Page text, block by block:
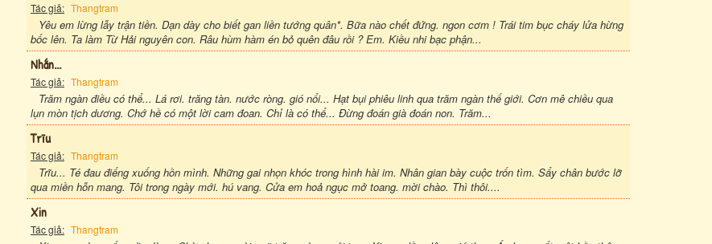
Tác giả: Thangtram
Yêu em lừng lẫy trận tiền. Dạn dày cho biết gan liền tướng quân*. Bữa nào chết đứng. ngon cơm ! Trái tim bục cháy lửa hừng
bốc lên. Ta làm Từ Hải nguyên con. Râu hùm hàm én bỏ quên đâu rồi ? Em. Kiều nhi bạc phận...
Nhắn...
Tác giả: Thangtram
Trăm ngàn điều có thể... Lá rơi. trăng tàn. nước ròng. gió nổi... Hạt bụi phiêu linh qua trăm ngàn thế giới. Cơn mê chiều qua
lụn mòn tịch dương. Chớ hề có một lời cam đoan. Chỉ là có thể... Đừng đoán già đoán non. Trăm...
Trĩu
Tác giả: Thangtram
Trĩu... Té đau điếng xuống hồn mình. Những gai nhọn khóc trong hình hài im. Nhân gian bày cuộc trốn tìm. Sẩy chân bước lỡ
qua miền hỗn mang. Tôi trong ngày mới. hú vang. Cửa em hoả ngục mở toang. mời chào. Thì thôi....
Xin
Tác giả: Thangtram